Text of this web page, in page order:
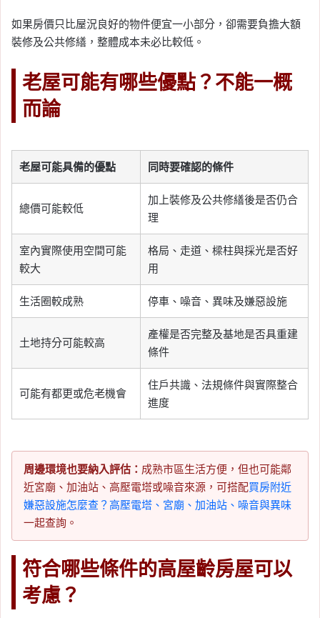
如果房價只比屋況良好的物件便宜一小部分，卻需要負擔大額
裝修及公共修繕，整體成本未必比較低。
老屋可能有哪些優點？不能一概
而論
老屋可能具備的優點 同時要確認的條件
總價可能較低
加上裝修及公共修繕後是否仍合
理
室內實際使用空間可能
較大
格局、走道、樑柱與採光是否好
用
生活圈較成熟 停車、噪音、異味及嫌惡設施
土地持分可能較高
產權是否完整及基地是否具重建
條件
可能有都更或危老機會
住戶共識、法規條件與實際整合
進度
周邊環境也要納入評估： 成熟市區生活方便，但也可能鄰
近宮廟、加油站、高壓電塔或噪音來源，可搭配買房附近
嫌惡設施怎麼查？高壓電塔、宮廟、加油站、噪音與異味
一起查詢。
符合哪些條件的高屋齡房屋可以
考慮？